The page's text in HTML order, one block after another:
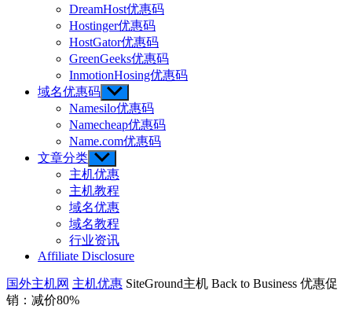
DreamHost优惠码
Hostinger优惠码
HostGator优惠码
GreenGeeks优惠码
InmotionHosing优惠码
域名优惠码 Show
sub
menu
Namesilo优惠码
Namecheap优惠码
Name.com优惠码
文章分类 Show
sub
menu
主机优惠
主机教程
域名优惠
域名教程
行业资讯
Affiliate Disclosure
国外主机网 主机优惠 SiteGround主机 Back to Business 优惠促
销：减价80%